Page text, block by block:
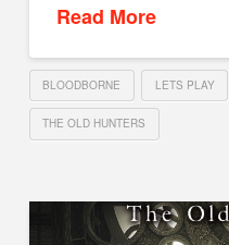
Read More
BLOODBORNE LETS PLAY
THE OLD HUNTERS